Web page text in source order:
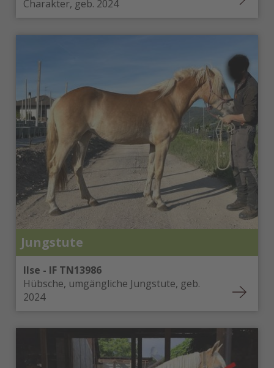
Charakter, geb. 2024
Jungstute
Ilse - IF TN13986
Hübsche, umgängliche Jungstute, geb.
2024